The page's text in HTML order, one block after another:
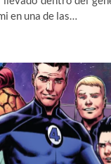
en una de las…